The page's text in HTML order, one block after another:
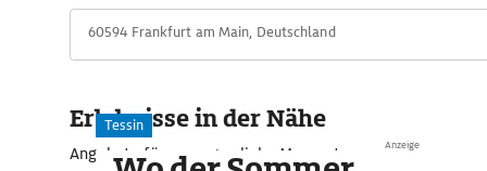
60594 Frankfurt am Main, Deutschland
Erlebnisse in der Nähe
Angebote für unvergessliche Momente Anzeige
Tessin